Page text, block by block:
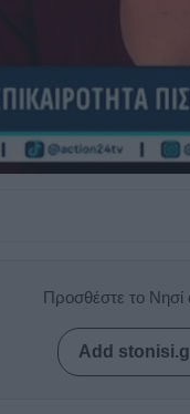
Προσθέστε το Νησί
Add